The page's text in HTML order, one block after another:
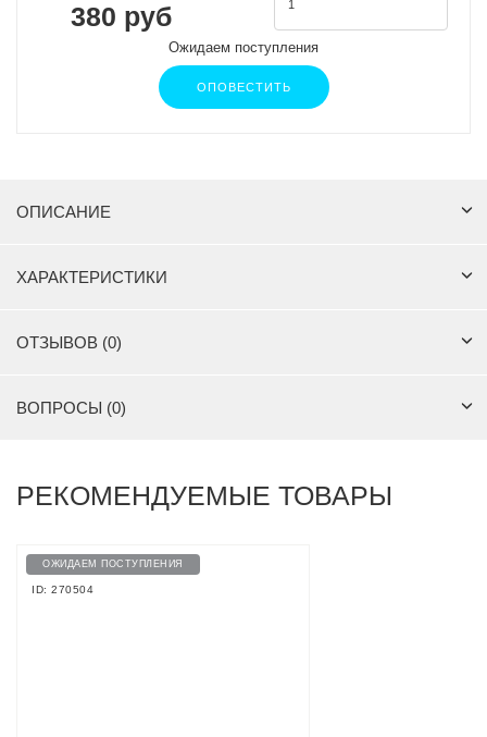
380 руб
Ожидаем поступления
ОПОВЕСТИТЬ
ОПИСАНИЕ
ХАРАКТЕРИСТИКИ
ОТЗЫВОВ (0)
ВОПРОСЫ (0)
РЕКОМЕНДУЕМЫЕ ТОВАРЫ
ОЖИДАЕМ ПОСТУПЛЕНИЯ
ID: 270504